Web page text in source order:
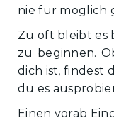
nie für möglich
Zu oft bleibt es
zu beginnen.
dich ist, findest
du es
Einen vorab